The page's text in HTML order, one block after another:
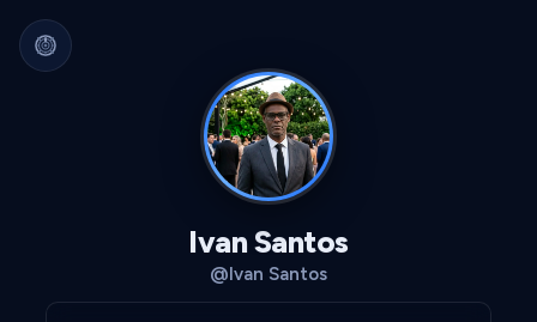
Arquivo Cultural Permanente
Filmes, álbuns, livros e
séries guardados para sempre.
Sua curadoria pode
migrar para qualquer plataforma.
Exportável, interoperável,
Ivan Santos
@Ivan Santos